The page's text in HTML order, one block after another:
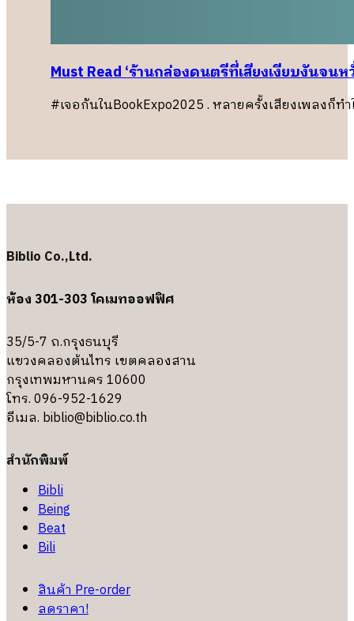
Must Read ‘ร้านกล่องดนตรีที่เสียงเงียบงันจนห
#เจอกันในBookExpo2025 . หลายครั้งเสียงเพลงก็ท
Biblio Co.,Ltd.
ห้อง 301-303 โคเมทออฟฟิศ
35/5-7 ถ.กรุงธนบุรี
แขวงคลองต้นไทร เขตคลองสาน
กรุงเทพมหานคร 10600
โทร. 096-952-1629
อีเมล. biblio@biblio.co.th
สำนักพิมพ์
Bibli
Being
Beat
Bili
สินค้า Pre-order
ลดราคา!